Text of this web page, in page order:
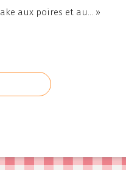
aux poires et au... »